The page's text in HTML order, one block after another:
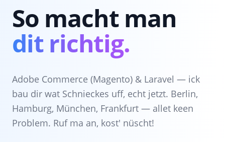
So macht man
dit richtig.
Adobe Commerce (Magento) & Laravel — ick
bau dir wat Schnieckes uff, echt jetzt. Berlin,
Hamburg, München, Frankfurt — allet keen
Problem. Ruf ma an, kost' nüscht!